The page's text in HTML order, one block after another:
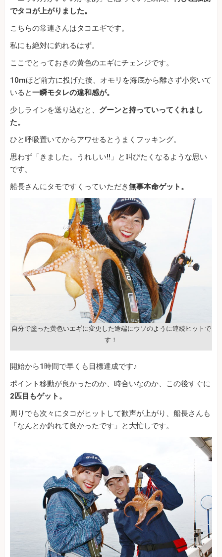
でタコが上がりました。
こちらの常連さんはタコエギです。
私にも絶対に釣れるはず。
ここでとっておきの黄色のエギにチェンジです。
10mほど前方に投げた後、オモリを海底から離さず小突いて
いると一瞬モタレの違和感が。
少しラインを送り込むと、 グーンと持っていってくれまし
た。
ひと呼吸置いてからアワせるとうまくフッキング。
思わず「きました。うれしい!!」と叫びたくなるような思い
です。
船長さんにタモですくっていただき無事本命ゲット。
自分で塗った黄色いエギに変更した途端にウソのように連続ヒットで
す！
開始から1時間で早くも目標達成です♪
ポイント移動が良かったのか、時合いなのか、この後すぐに
2匹目もゲット。
周りでも次々にタコがヒットして歓声が上がり、船長さんも
「なんとか釣れて良かったです」と大忙しです。